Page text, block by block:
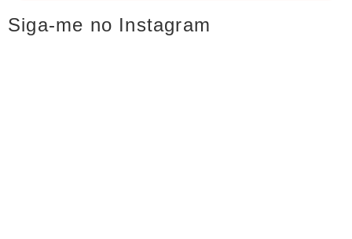
Siga-me no Instagram